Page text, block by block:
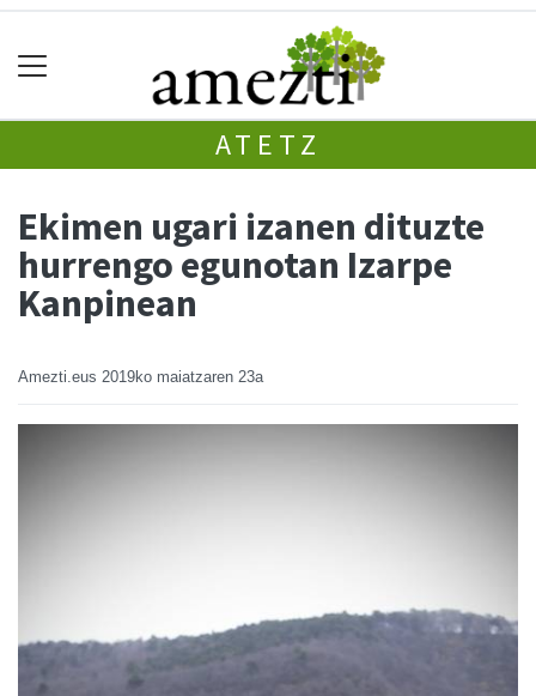
ATETZ
Ekimen ugari izanen dituzte
hurrengo egunotan Izarpe
Kanpinean
Amezti.eus 2019ko maiatzaren 23a